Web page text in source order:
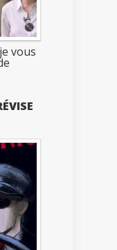
vous